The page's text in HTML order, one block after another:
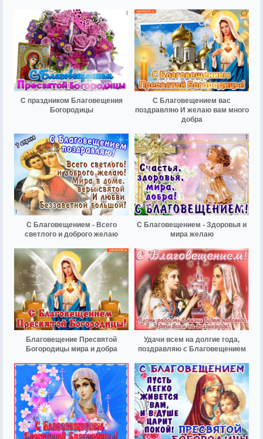
С праздником Благовещения
Богородицы
С Благовещением вас
поздравляю И желаю вам много
добра
С Благовещением - Всего
светлого и доброго желаю
С Благовещением - Здоровья и
мира желаю
Благовещение Пресвятой
Богородицы мира и добра
Удачи всем на долгие года,
поздравляю с Благовещением